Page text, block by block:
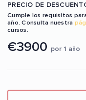
PRECIO DE
Cumple los requisitos
año. Consulta nuestra
cursos.
€3900 por 1 año